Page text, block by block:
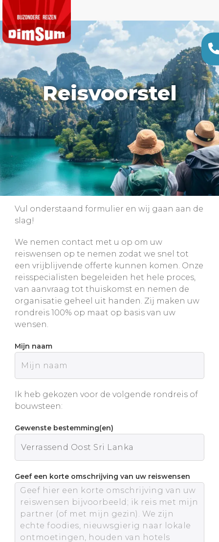
Reisvoorstel
Vul onderstaand formulier en wij gaan aan de
slag!
We nemen contact met u op om uw
reiswensen op te nemen zodat we snel tot
een vrijblijvende offerte kunnen komen. Onze
reisspecialisten begeleiden het hele proces,
van aanvraag tot thuiskomst en nemen de
organisatie geheel uit handen. Zij maken uw
rondreis 100% op maat op basis van uw
wensen.
Mijn naam
Ik heb gekozen voor de volgende rondreis of
bouwsteen:
Gewenste bestemming(en)
Geef een korte omschrijving van uw reiswensen